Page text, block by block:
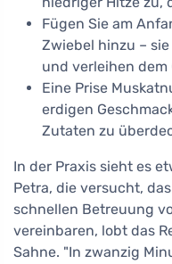
Fügen Sie am
Zwiebel hinzu –
und verleihen dem
Eine Prise
erdigen
Zutaten zu
In der Praxis sieht es
Petra, die versucht,
schnellen Betreuung
vereinbaren, lobt das
Sahne. "In zwanzig